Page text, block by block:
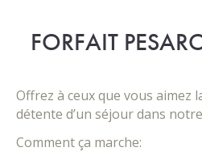
FORFAIT
Offrez à ceux que vous aimez
détente d’un séjour dans
Comment ça marche: